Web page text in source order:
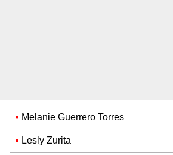
Melanie Guerrero Torres
Lesly Zurita